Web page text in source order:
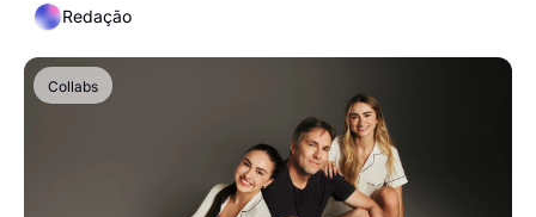
Mundo Feminina
Redação
Collabs